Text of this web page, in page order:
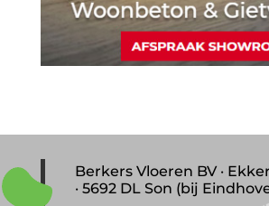
Berkers Vloeren BV ·
· 5692 DL Son (bij